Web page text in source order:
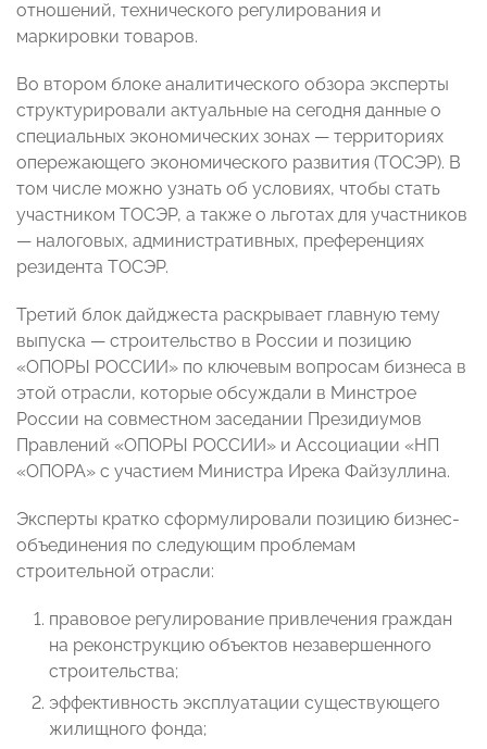
отношений, технического регулирования и
маркировки товаров.
Во втором блоке аналитического обзора эксперты
структурировали актуальные на сегодня данные о
специальных экономических зонах — территориях
опережающего экономического развития (ТОСЭР). В
том числе можно узнать об условиях, чтобы стать
участником ТОСЭР, а также о льготах для участников
— налоговых, административных, преференциях
резидента ТОСЭР.
Третий блок дайджеста раскрывает главную тему
выпуска — строительство в России и позицию
«ОПОРЫ РОССИИ» по ключевым вопросам бизнеса в
этой отрасли, которые обсуждали в Минстрое
России на совместном заседании Президиумов
Правлений «ОПОРЫ РОССИИ» и Ассоциации «НП
«ОПОРА» с участием Министра Ирека Файзуллина.
Эксперты кратко сформулировали позицию бизнес-
объединения по следующим проблемам
строительной отрасли:
правовое регулирование привлечения граждан
на реконструкцию объектов незавершенного
строительства;
эффективность эксплуатации существующего
жилищного фонда;